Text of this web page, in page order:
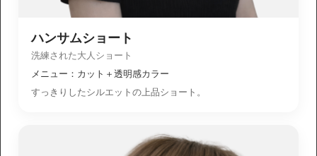
ハンサムショート
洗練された大人ショート
メニュー：カット＋透明感カラー
すっきりしたシルエットの上品ショート。